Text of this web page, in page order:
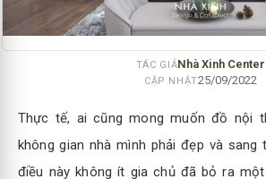
TÁC GIẢNhà Xinh Center
CẬP NHẬT25/09/2022
Thực tế, ai cũng mong muốn đồ nội
không gian nhà mình phải đẹp và
điều này không ít gia chủ đã bỏ ra